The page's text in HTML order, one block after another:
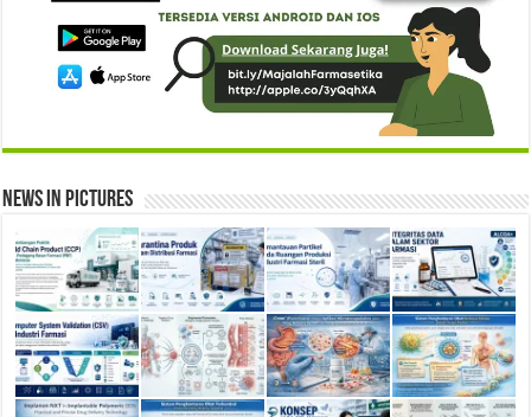
News in Pictures